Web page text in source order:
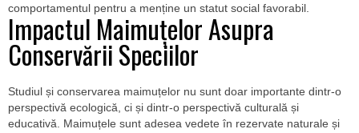
comportamentul pentru a menține un statut social favorabil.
Impactul Maimuțelor Asupra
Conservării Speciilor
Studiul și conservarea maimuțelor nu sunt doar importante dintr-o
perspectivă ecologică, ci și dintr-o perspectivă culturală și
educativă. Maimuțele sunt adesea vedete în rezervate naturale și